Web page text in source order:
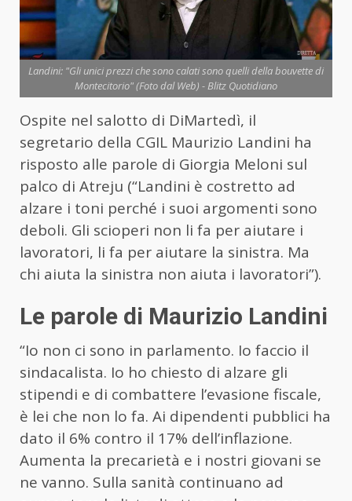
Landini: "Gli unici prezzi che sono calati sono quelli della bouvette di
Montecitorio" (Foto dal Web) - Blitz Quotidiano
Ospite nel salotto di DiMartedì, il
segretario della CGIL Maurizio Landini ha
risposto alle parole di Giorgia Meloni sul
palco di Atreju (“Landini è costretto ad
alzare i toni perché i suoi argomenti sono
deboli. Gli scioperi non li fa per aiutare i
lavoratori, li fa per aiutare la sinistra. Ma
chi aiuta la sinistra non aiuta i lavoratori”).
Le parole di Maurizio Landini
“Io non ci sono in parlamento. Io faccio il
sindacalista. Io ho chiesto di alzare gli
stipendi e di combattere l’evasione fiscale,
è lei che non lo fa. Ai dipendenti pubblici ha
dato il 6% contro il 17% dell’inflazione.
Aumenta la precarietà e i nostri giovani se
ne vanno. Sulla sanità continuano ad